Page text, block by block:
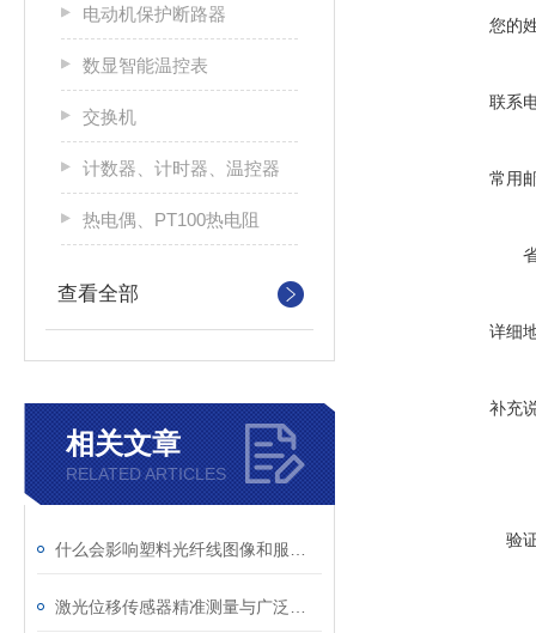
电动机保护断路器
数显智能温控表
交换机
计数器、计时器、温控器
热电偶、PT100热电阻
查看全部
相关文章
RELATED ARTICLES
您的
联系
常用
详细
补充
验